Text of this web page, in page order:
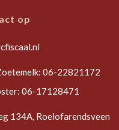
op
06-22821172
06-17128471
134A, Roelofarendsveen